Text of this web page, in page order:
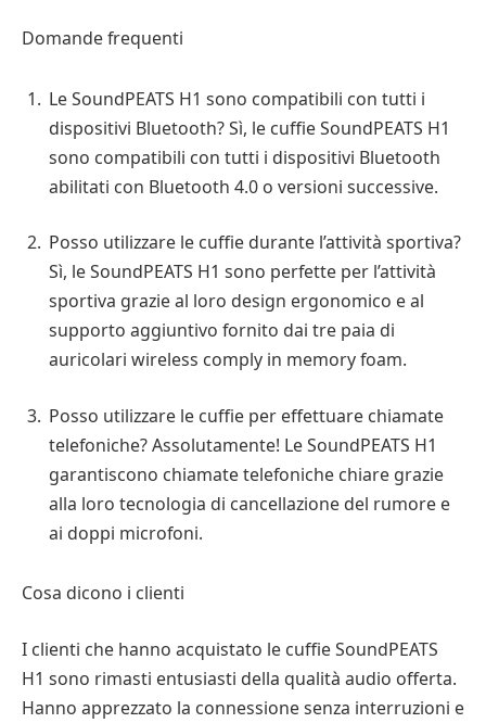
Domande frequenti
Le SoundPEATS H1 sono compatibili con tutti i
dispositivi Bluetooth? Sì, le cuffie SoundPEATS H1
sono compatibili con tutti i dispositivi Bluetooth
abilitati con Bluetooth 4.0 o versioni successive.
Posso utilizzare le cuffie durante l’attività sportiva?
Sì, le SoundPEATS H1 sono perfette per l’attività
sportiva grazie al loro design ergonomico e al
supporto aggiuntivo fornito dai tre paia di
auricolari wireless comply in memory foam.
Posso utilizzare le cuffie per effettuare chiamate
telefoniche? Assolutamente! Le SoundPEATS H1
garantiscono chiamate telefoniche chiare grazie
alla loro tecnologia di cancellazione del rumore e
ai doppi microfoni.
Cosa dicono i clienti
I clienti che hanno acquistato le cuffie SoundPEATS
H1 sono rimasti entusiasti della qualità audio offerta.
Hanno apprezzato la connessione senza interruzioni e